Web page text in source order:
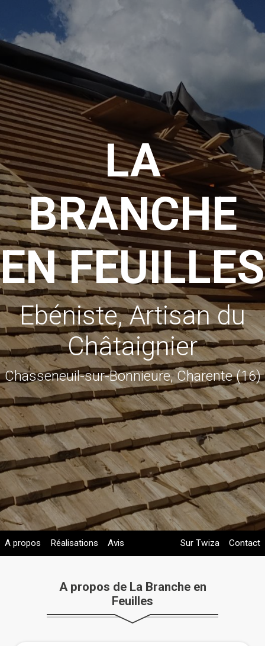
LA
BRANCHE
EN FEUILLES
Ebéniste, Artisan du
Châtaignier
Chasseneuil-sur-Bonnieure, Charente (16)
A propos Réalisations Avis Sur Twiza Contact
A propos de La Branche en
Feuilles